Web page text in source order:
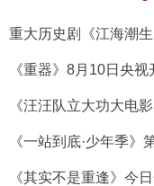
重大历史剧《江海潮
謇实业救国人生
《重器》8月10日央
治建设峥嵘历程
《汪汪队立大功大电
美好瞬间
《一站到底·少年季
黄圣依张泉灵高燃观战
《其实不是重逢》今